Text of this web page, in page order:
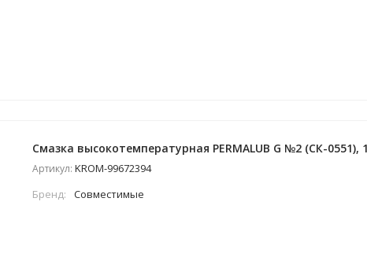
Смазка высокотемпературная PERMALUB G №2 (СК-0551),
Артикул: KROM-99672394
Бренд:
Совместимые